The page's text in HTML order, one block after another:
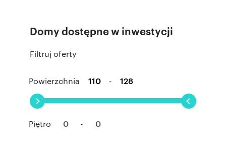
- dwa miejsca postojowe zewnętrzne,
Domy dostępne w inwestycji
Filtruj oferty
Powierzchnia -
Piętro -